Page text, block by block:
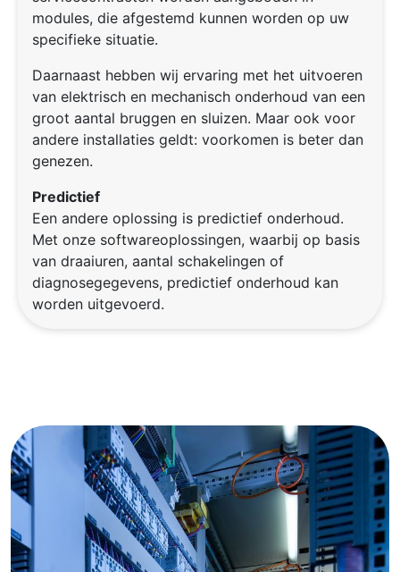
modules, die afgestemd kunnen worden op uw
specifieke situatie.
Daarnaast hebben wij ervaring met het uitvoeren
van elektrisch en mechanisch onderhoud van een
groot aantal bruggen en sluizen. Maar ook voor
andere installaties geldt: voorkomen is beter dan
genezen.
Predictief
Een andere oplossing is predictief onderhoud.
Met onze softwareoplossingen, waarbij op basis
van draaiuren, aantal schakelingen of
diagnosegegevens, predictief onderhoud kan
worden uitgevoerd.